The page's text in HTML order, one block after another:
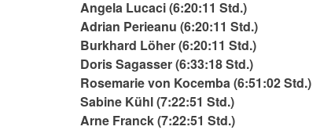
Angela Lucaci (6:20:11 Std.)
Adrian Perieanu (6:20:11 Std.)
Burkhard Löher (6:20:11 Std.)
Doris Sagasser (6:33:18 Std.)
Rosemarie von Kocemba (6:51:02 Std.)
Sabine Kühl (7:22:51 Std.)
Arne Franck (7:22:51 Std.)